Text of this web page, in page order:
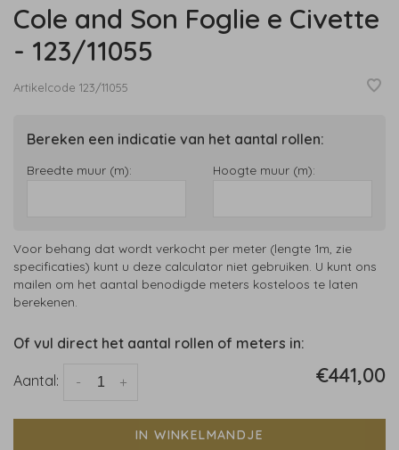
Cole and Son Foglie e Civette
- 123/11055
Artikelcode 123/11055
Bereken een indicatie van het aantal rollen:
Breedte muur (m): Hoogte muur (m):
Voor behang dat wordt verkocht per meter (lengte 1m, zie
specificaties) kunt u deze calculator niet gebruiken. U kunt ons
mailen om het aantal benodigde meters kosteloos te laten
berekenen.
Of vul direct het aantal rollen of meters in:
Aantal: +
- €441,00
IN WINKELMANDJE